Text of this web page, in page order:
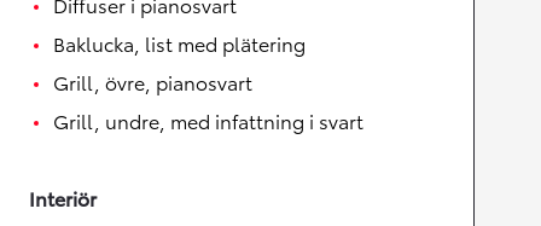
Baklucka, list med plätering
Grill, övre, pianosvart
Grill, undre, med infattning i svart
Interiör